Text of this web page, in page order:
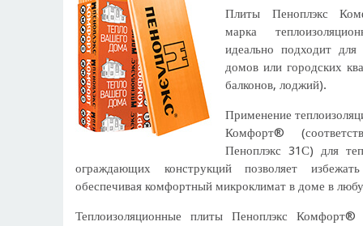
Плиты Пеноплэкс
марка
идеально подходит для
домов или городских
балконов, лоджий).
Применение
Комфорт®
Пеноплэкс 31С) для
ограждающих конструкций позволяет
обеспечивая комфортный микроклимат в доме в
Теплоизоляционные плиты Пеноплэкс